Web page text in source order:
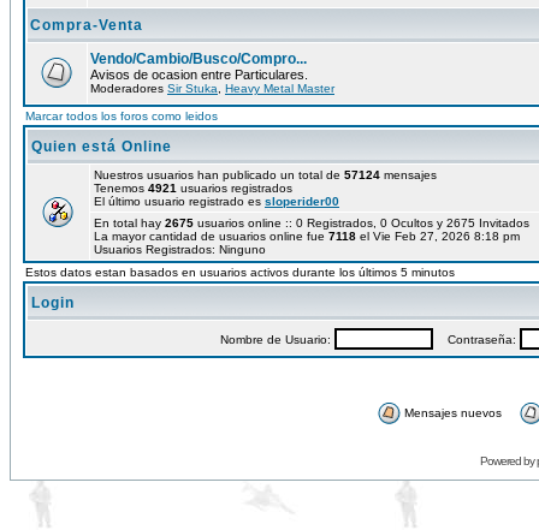
Compra-Venta
Vendo/Cambio/Busco/Compro...
Avisos de ocasion entre Particulares.
Moderadores Sir Stuka Heavy Metal Master
Marcar todos los foros como leidos
Quien está Online
Nuestros usuarios han publicado un total de 57124 mensajes
Tenemos 4921 usuarios registrados
El último usuario registrado es sloperider00
En total hay 2675 usuarios online :: 0 Registrados, 0 Ocultos y 2675
La mayor cantidad de usuarios online fue 7118 el Vie Feb 27, 2026 8:18 pm
Usuarios Registrados: Ninguno
Estos datos estan basados en usuarios activos durante los últimos 5 minutos
Login
Nombre de Usuario: Contraseña:
Mensajes nuevos
Powered by